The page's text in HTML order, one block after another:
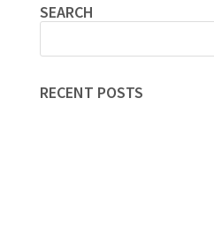
SEARCH
RECENT POSTS